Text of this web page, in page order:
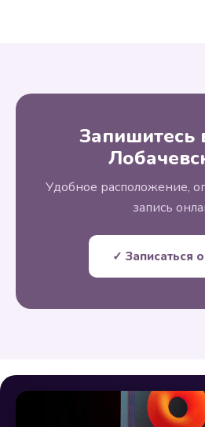
Запишитесь
Удобное расположение,
запись
✓ Записаться